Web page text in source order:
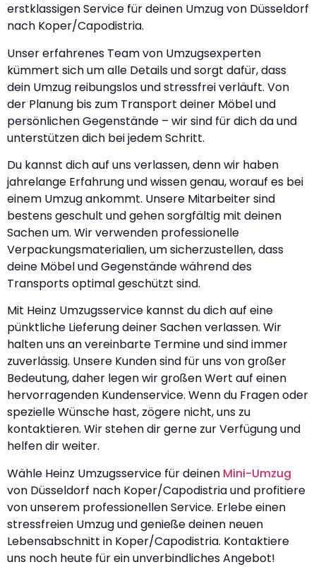
erstklassigen Service für deinen Umzug von Düsseldorf
nach Koper/Capodistria.
Unser erfahrenes Team von Umzugsexperten
kümmert sich um alle Details und sorgt dafür, dass
dein Umzug reibungslos und stressfrei verläuft. Von
der Planung bis zum Transport deiner Möbel und
persönlichen Gegenstände – wir sind für dich da und
unterstützen dich bei jedem Schritt.
Du kannst dich auf uns verlassen, denn wir haben
jahrelange Erfahrung und wissen genau, worauf es bei
einem Umzug ankommt. Unsere Mitarbeiter sind
bestens geschult und gehen sorgfältig mit deinen
Sachen um. Wir verwenden professionelle
Verpackungsmaterialien, um sicherzustellen, dass
deine Möbel und Gegenstände während des
Transports optimal geschützt sind.
Mit Heinz Umzugsservice kannst du dich auf eine
pünktliche Lieferung deiner Sachen verlassen. Wir
halten uns an vereinbarte Termine und sind immer
zuverlässig. Unsere Kunden sind für uns von großer
Bedeutung, daher legen wir großen Wert auf einen
hervorragenden Kundenservice. Wenn du Fragen oder
spezielle Wünsche hast, zögere nicht, uns zu
kontaktieren. Wir stehen dir gerne zur Verfügung und
helfen dir weiter.
Wähle Heinz Umzugsservice für deinen Mini-Umzug
von Düsseldorf nach Koper/Capodistria und profitiere
von unserem professionellen Service. Erlebe einen
stressfreien Umzug und genieße deinen neuen
Lebensabschnitt in Koper/Capodistria. Kontaktiere
uns noch heute für ein unverbindliches Angebot!